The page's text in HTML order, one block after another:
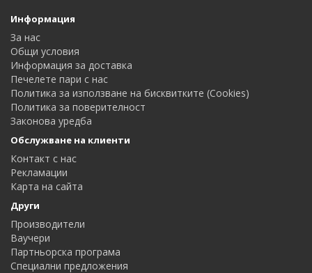
Информация
За нас
Общи условия
Информация за доставка
Печелете пари с нас
Политика за използване на бисквитките (Cookies)
Политика за поверителност
Законова уредба
Обслужване на клиенти
Контакт с нас
Рекламации
Карта на сайта
Други
Производители
Ваучери
Партньорска програма
Специални предложения